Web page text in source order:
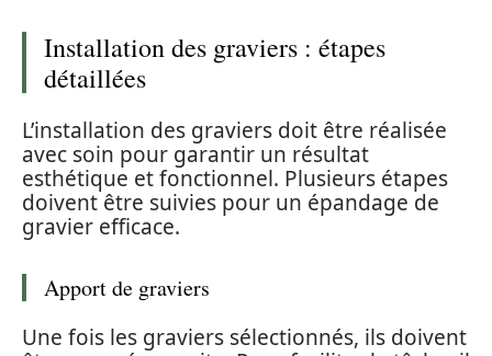
Installation des graviers : étapes
détaillées
L’installation des graviers doit être réalisée
avec soin pour garantir un résultat
esthétique et fonctionnel. Plusieurs étapes
doivent être suivies pour un épandage de
gravier efficace.
Apport de graviers
Une fois les graviers sélectionnés, ils doivent